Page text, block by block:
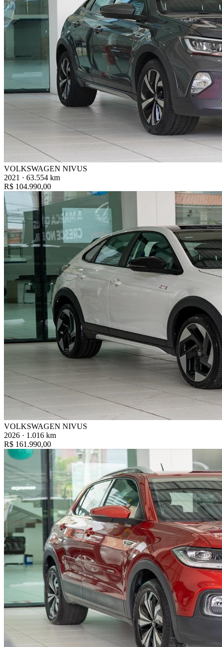
VOLKSWAGEN NIVUS
2021 · 63.554 km
R$ 104.990,00
VOLKSWAGEN NIVUS
2026 · 1.016 km
R$ 161.990,00